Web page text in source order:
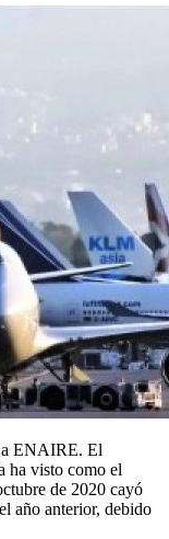
ENAIRE. El
ha visto como el
de 2020 cayó
año anterior, debido